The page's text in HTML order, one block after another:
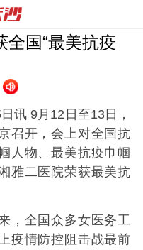
全国“最美抗疫
9月12日至13日，
召开，会上对全国抗
人物、最美抗疫巾帼
雅二医院荣获最美抗
全国众多女医务工
疫情防控阻击战最前